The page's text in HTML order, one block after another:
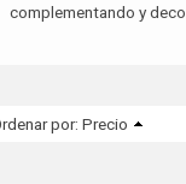
complementando y
por: Precio